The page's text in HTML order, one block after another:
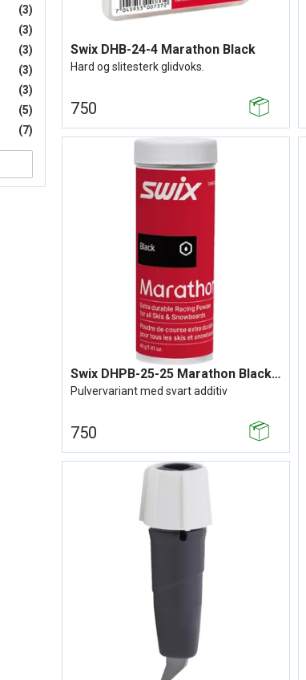
(3)
(3)
(3)
(3)
(3)
(5)
(7)
Swix DHB-24-4 Marathon Black
Hard og slitesterk glidvoks.
750
Swix DHPB-25-25 Marathon Black Pulver
Pulvervariant med svart additiv
750